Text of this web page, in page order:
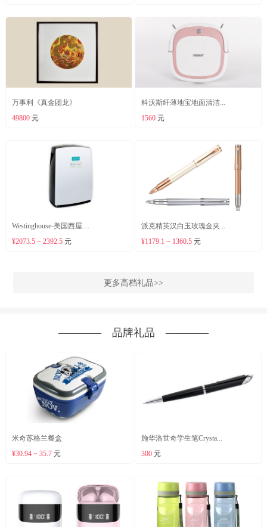
万事利《真金团龙》
49800元
科沃斯纤薄地宝地面清洁...
1560 元
Westinghouse-美国西屋....
¥2073.5 ~ 2392.5元
派克精英汉白玉玫瑰金夹...
¥1179.1 ~ 1360.5 元
更多高档礼品>>
―――― 品牌礼品 ――――
米奇苏格兰餐盒
¥30.94 ~ 35.7元
施华洛世奇学生笔Crysta...
300 元